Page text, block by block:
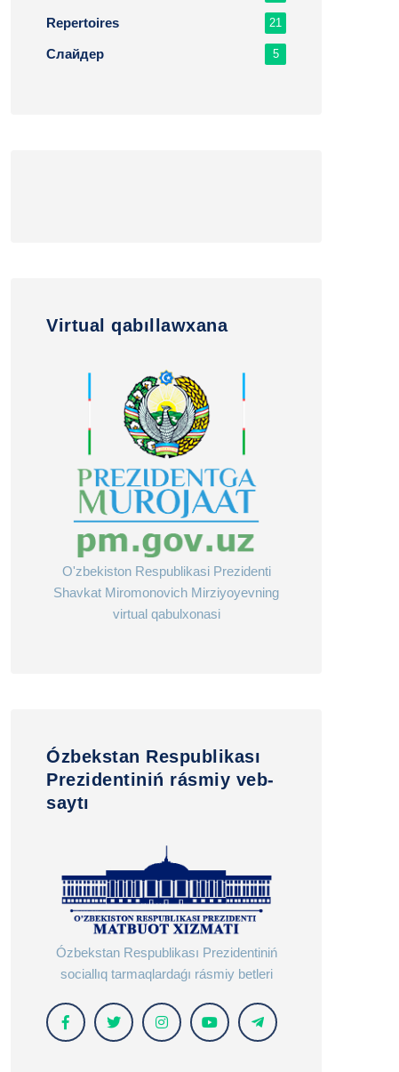
Repertoires 21
Слайдер 5
Virtual qabıllawxana
O'zbekiston Respublikasi Prezidenti
Shavkat Miromonovich Mirziyoyevning
virtual qabulxonasi
Ózbekstan Respublikası
Prezidentiniń rásmiy veb-
saytı
Ózbekstan Respublikası Prezidentiniń
sociallıq tarmaqlardaǵı rásmiy betleri